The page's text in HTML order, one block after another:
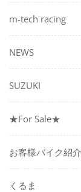
ン
m-tech racing
NEWS
SUZUKI
★For Sale★
お客様バイク紹介
くるま